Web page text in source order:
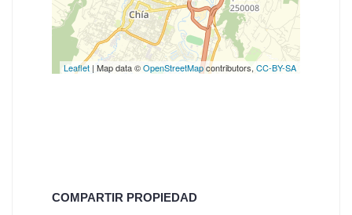
Leaflet | Map data ©OpenStreetMapcontributors, CC-BY-SA
COMPARTIR PROPIEDAD